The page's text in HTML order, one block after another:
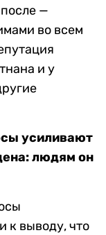
—
во всем
и у
усиливают
людям он
к выводу, что